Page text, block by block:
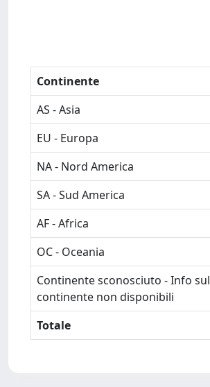
Continente
AS - Asia
EU - Europa
NA - Nord America
SA - Sud America
AF - Africa
OC - Oceania
Continente sconosciuto - Info sul
continente non disponibili
Totale